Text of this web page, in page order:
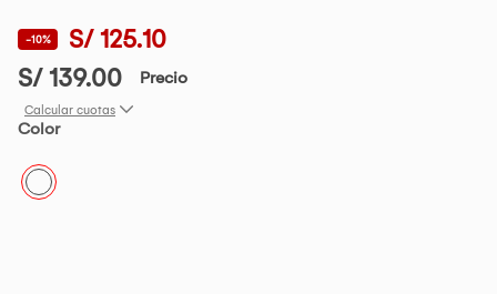
-10%
S/ 125.10
S/ 139.00
Precio
Calcular cuotas
Color